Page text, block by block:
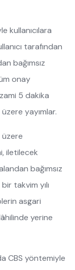
kullanıcılara
tarafından
bağımsız
onay
5 dakika
yayımlar.
üzere
iletilecek
bağımsız
takvim yılı
asgari
yerine
CBS yöntemiyle